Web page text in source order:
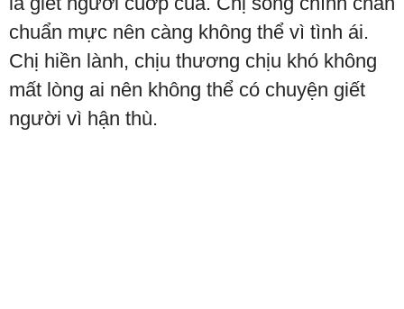
chuẩn mực nên càng không thể vì tình ái.
Chị hiền lành, chịu thương chịu khó không
mất lòng ai nên không thể có chuyện giết
người vì hận thù.